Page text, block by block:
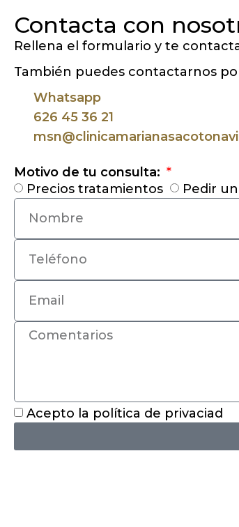
Contacta con
Rellena el formulario y te
También puedes contactarnos
Whatsapp
626 45 36 21
Motivo de tu consulta:
Precios tratamientos
Pedir
Acepto la política de privaciad